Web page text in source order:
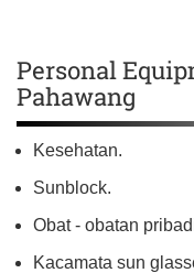
Personal
Pahawang
Kesehatan.
Sunblock.
Obat - obatan
Kacamata sun